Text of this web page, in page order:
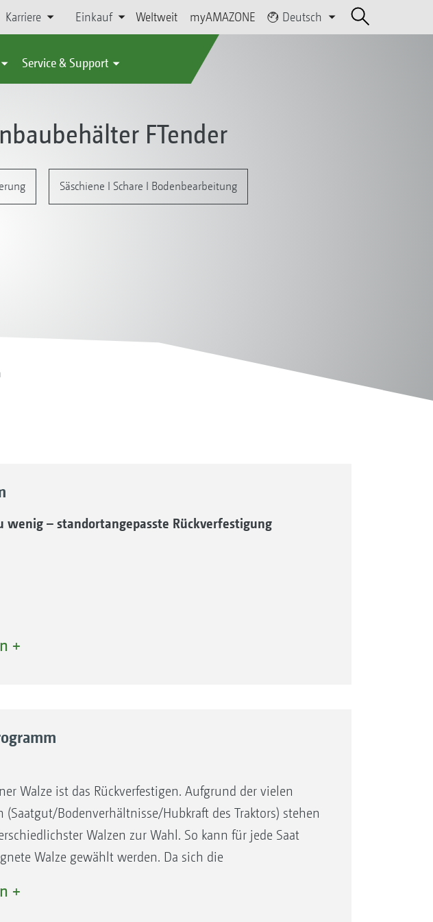
Karriere Einkauf Weltweit myAMAZONE Deutsch
Service & Support
FTender
Säschiene I Schare I Bodenbearbeitung
wenig – standortangepasste Rückverfestigung
Böden ein
verhindert.
Abstreifer durch Hartmetallbeschichtung
+
Walze ist das Rückverfestigen. Aufgrund der vielen
Bodenverhältnisse/Hubkraft des Traktors) stehen
Walzen zur Wahl. So kann für jede Saat
Walze gewählt werden. Da sich die
Arbeit gewährleistet.
+